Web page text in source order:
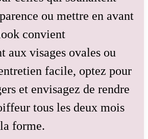
ou mettre en avant
convient
aux visages ovales ou
facile, optez pour
et envisagez de rendre
tous les deux mois
forme.